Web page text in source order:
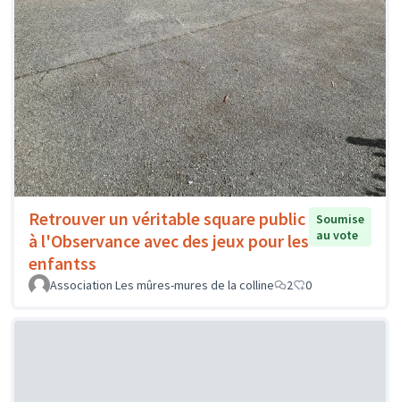
Retrouver un véritable square public
à l'Observance avec des jeux pour les
enfantss
Soumise
au vote
Association Les mûres-mures de la colline 2 0